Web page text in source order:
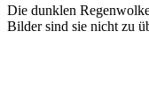
Die dunklen
Bilder sind sie nicht zu